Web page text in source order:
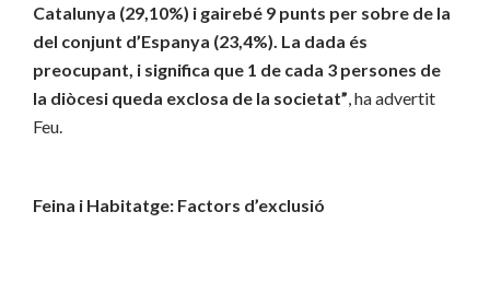
Catalunya (29,10%) i gairebé 9 punts per sobre de la
del conjunt d’Espanya (23,4%). La dada és
preocupant, i significa que 1 de cada 3 persones de
la diòcesi queda exclosa de la societat” , ha advertit
Feu.
Feina i Habitatge: Factors d’exclusió